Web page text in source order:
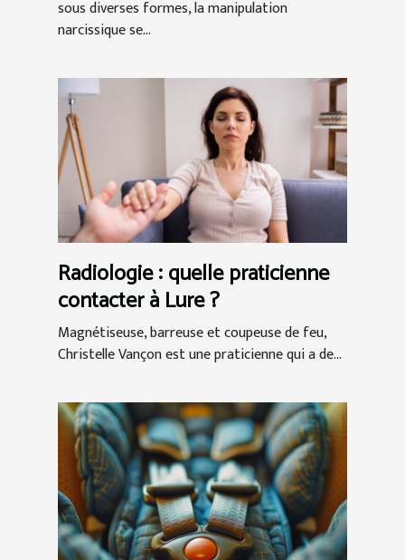
sous diverses formes, la manipulation
narcissique se...
Radiologie : quelle praticienne
contacter à Lure ?
Magnétiseuse, barreuse et coupeuse de feu,
Christelle Vançon est une praticienne qui a de...